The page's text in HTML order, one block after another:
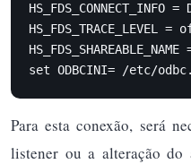
HS_FDS_CONNECT_INFO =
HS_FDS_TRACE_LEVEL =
set ODBCINI= /etc/
Para esta conexão, será
listener ou a alteração